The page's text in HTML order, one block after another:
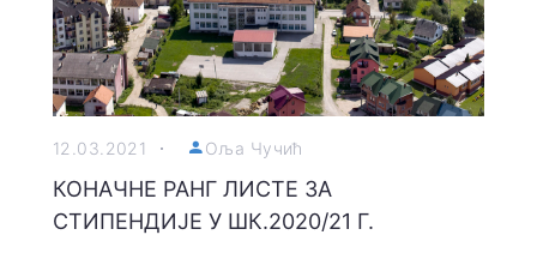
12.03.2021 Оља Чучић
КОНАЧНЕ РАНГ ЛИСТЕ ЗА
СТИПЕНДИЈЕ У ШК.2020/21 Г.